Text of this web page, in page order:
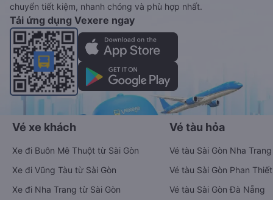
chuyển tiết kiệm, nhanh chóng và phù hợp nhất.
Tải ứng dụng Vexere ngay
Vé xe khách
Xe đi Buôn Mê Thuột từ Sài Gòn
Xe đi Vũng Tàu từ Sài Gòn
Xe đi Nha Trang từ Sài Gòn
Vé tàu hỏa
Vé tàu Sài Gòn Nha Trang
Vé tàu Sài Gòn Phan Thiết
Vé tàu Sài Gòn Đà Nẵng